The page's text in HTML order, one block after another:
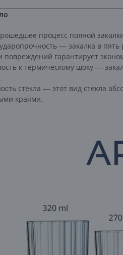
процесс полной
— закалка в
гарантирует
к термическому шоку —
стекла — этот вид стекла
краями.